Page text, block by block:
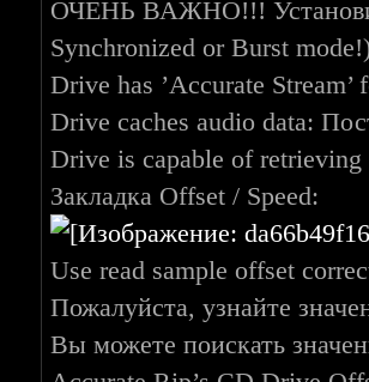
ОЧЕНЬ ВАЖНО!!!
Synchronized or Burst
Drive has ’Accurate Stream’
Drive caches audio data:
Drive is capable of
Закладка Offset / Speed:
Use read sample offset
Пожалуйста, узнайте
Вы можете поискать